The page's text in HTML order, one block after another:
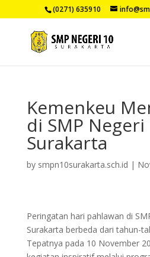
(0271) 635910
Kemenkeu
di SMP Negeri
Surakarta
by smpn10surakarta.sch.id |
Peringatan hari pahlawan di
Surakarta berbeda dari tahun-
Tepatnya pada 10 November